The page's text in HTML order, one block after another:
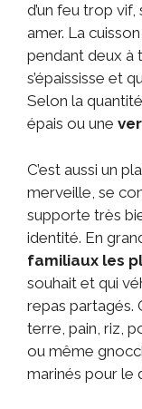
d’un feu trop
amer. La
pendant deux à
s’épaississe et
Selon la
épais ou une
C’est aussi un
merveille, se
supporte très
identité. En
familiaux les
souhait et qui
repas partagés.
terre, pain, riz,
ou même
marinés pour le